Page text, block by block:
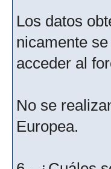
Los datos
nicamente
acceder al
No se
Europea.